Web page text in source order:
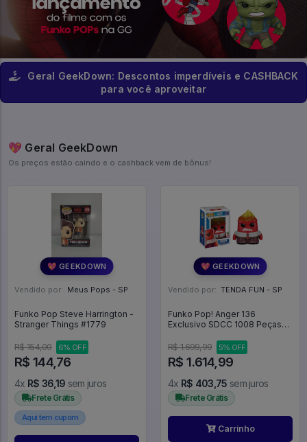
Geral GeekDown: Descontos imperdíveis e CASHBACK
para você aproveitar
💖 Geral GeekDown
Os preços estão caindo e o cashback vem de bônus!
💖 GEEKDOWN
Vendido por: Meus Pops - SP
Funko Pop Steve Harrington -
Stranger Things #1779
R$ 154,00 6% OFF
R$ 144,76
4x R$ 36,19 sem juros
Frete Grátis
Aqui tem cupom
💖 GEEKDOWN
Vendido por: TENDA FUN - SP
Funko Pop! Anger 136
Exclusivo SDCC 1008 Peças
Raiva -
R$ 1.699,99 5% OFF
R$ 1.614,99
4x R$ 403,75 sem juros
Frete Grátis
Carrinho